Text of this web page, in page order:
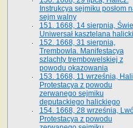
Instrukcya sejmiku posłom
sejm walny
151. 1668, 14 sierpnia,
Uniwersał kasztelana
152. 1668, 31 sierpnia,
Trembowla. Manifestacya
szlachty trembowelskiej z
powodu okazowania
153. 1668, 11 września,
Protestacya z powodu
zerwanego sejmiku
deputackiego halickiego
154. 1668, 28 września,
Protestacya z powodu